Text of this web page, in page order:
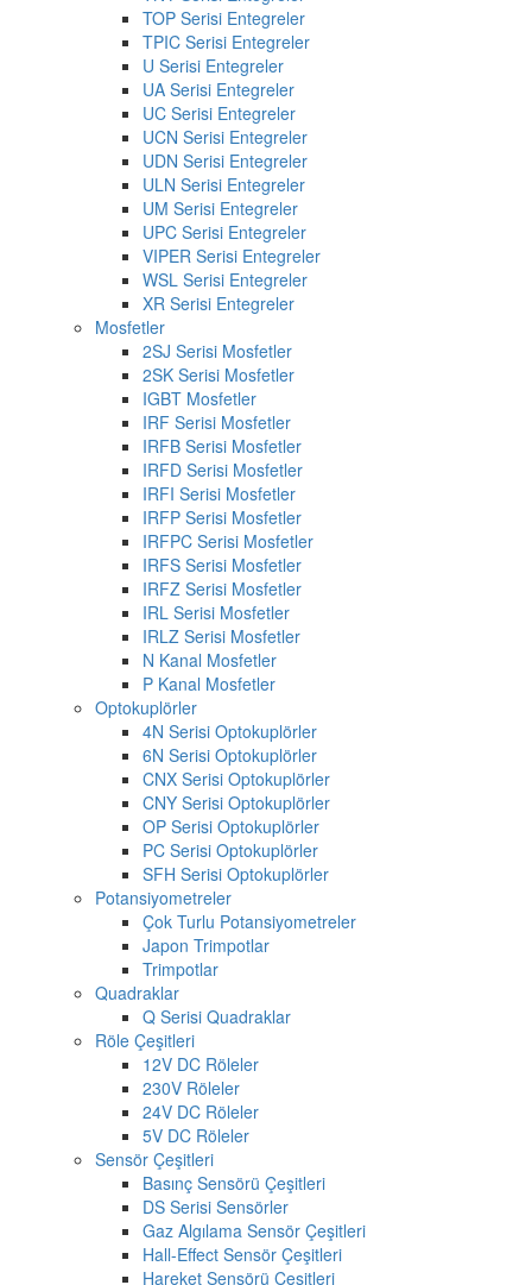
TOP Serisi Entegreler
TPIC Serisi Entegreler
U Serisi Entegreler
UA Serisi Entegreler
UC Serisi Entegreler
UCN Serisi Entegreler
UDN Serisi Entegreler
ULN Serisi Entegreler
UM Serisi Entegreler
UPC Serisi Entegreler
VIPER Serisi Entegreler
WSL Serisi Entegreler
XR Serisi Entegreler
Mosfetler
2SJ Serisi Mosfetler
2SK Serisi Mosfetler
IGBT Mosfetler
IRF Serisi Mosfetler
IRFB Serisi Mosfetler
IRFD Serisi Mosfetler
IRFI Serisi Mosfetler
IRFP Serisi Mosfetler
IRFPC Serisi Mosfetler
IRFS Serisi Mosfetler
IRFZ Serisi Mosfetler
IRL Serisi Mosfetler
IRLZ Serisi Mosfetler
N Kanal Mosfetler
P Kanal Mosfetler
Optokuplörler
4N Serisi Optokuplörler
6N Serisi Optokuplörler
CNX Serisi Optokuplörler
CNY Serisi Optokuplörler
OP Serisi Optokuplörler
PC Serisi Optokuplörler
SFH Serisi Optokuplörler
Potansiyometreler
Çok Turlu Potansiyometreler
Japon Trimpotlar
Trimpotlar
Quadraklar
Q Serisi Quadraklar
Röle Çeşitleri
12V DC Röleler
230V Röleler
24V DC Röleler
5V DC Röleler
Sensör Çeşitleri
Basınç Sensörü Çeşitleri
DS Serisi Sensörler
Gaz Algılama Sensör Çeşitleri
Hall-Effect Sensör Çeşitleri
Hareket Sensörü Çeşitleri